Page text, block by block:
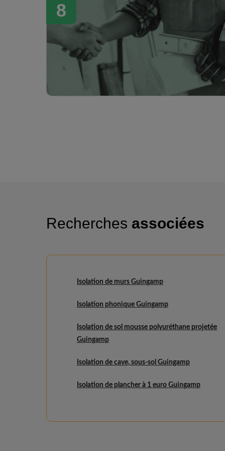
8
Recherches associées
Isolation de murs Guingamp
Isolation phonique Guingamp
Isolation de sol mousse polyuréthane projetée
Guingamp
Isolation de cave, sous-sol Guingamp
Isolation de plancher à 1 euro Guingamp